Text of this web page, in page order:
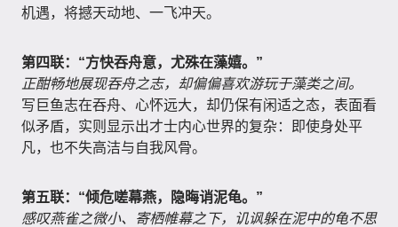
机遇，将撼天动地、一飞冲天。
第四联：“方快吞舟意，尤殊在藻嬉。”
正酣畅地展现吞舟之志，却偏偏喜欢游玩于藻类之间。
写巨鱼志在吞舟、心怀远大，却仍保有闲适之态，表面看
似矛盾，实则显示出才士内心世界的复杂：即使身处平
凡，也不失高洁与自我风骨。
第五联：“倾危嗟幕燕，隐晦诮泥龟。”
感叹燕雀之微小、寄栖帷幕之下，讥讽躲在泥中的龟不思